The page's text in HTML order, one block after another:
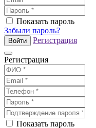
Показать пароль
Забыли пароль?
Войти Регистрация
Регистрация
Показать пароль